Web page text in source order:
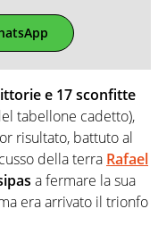
e 17 sconfitte
tabellone cadetto),
risultato, battuto al
della terra Rafael
a fermare la sua
era arrivato il trionfo